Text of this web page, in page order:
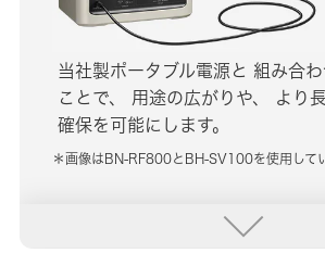
当社製ポータブル電源と 組み合
ことで、
用途の広がりや、
より
確保を可能にします。
＊画像はBN-RF800とBH-SV100を使用してい